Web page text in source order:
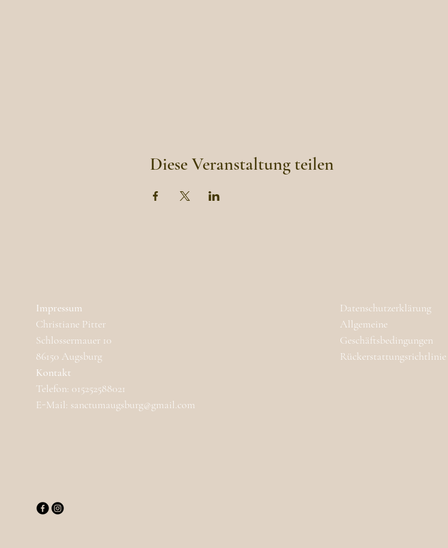
Diese Veranstaltung teilen
Impressum
Christiane Pitter
Schlossermauer 10
86150 Augsburg
Kontakt
Telefon: 015252588021
E-Mail: sanctumaugsburg@gmail.com
Datenschutzerklärung
Allgemeine
Geschäftsbedingungen
Rückerstattungsrichtlinie